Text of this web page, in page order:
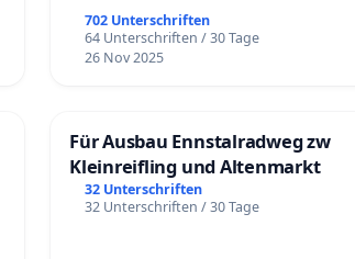
Überprüfung und Alternativen
702 Unterschriften
64 Unterschriften / 30 Tage
26 Nov 2025
Für Ausbau Ennstalradweg zw
Kleinreifling und Altenmarkt
32 Unterschriften
32 Unterschriften / 30 Tage